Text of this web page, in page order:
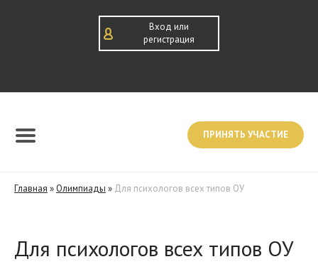
Вход или
регистрация
ПРИНЯТЬ УЧАСТИЕ
Главная » Олимпиады » Для психологов всех типов ОУ
Для психологов всех типов ОУ